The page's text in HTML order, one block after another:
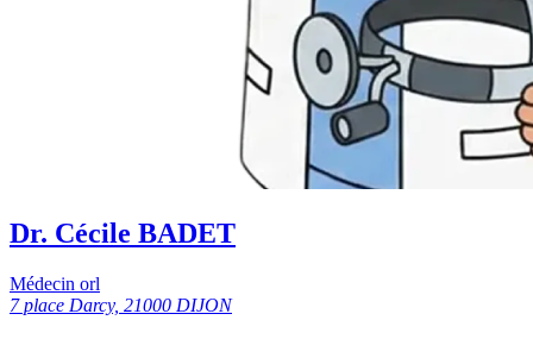
Dr. Cécile BADET
Médecin orl
7 place Darcy, 21000 DIJON